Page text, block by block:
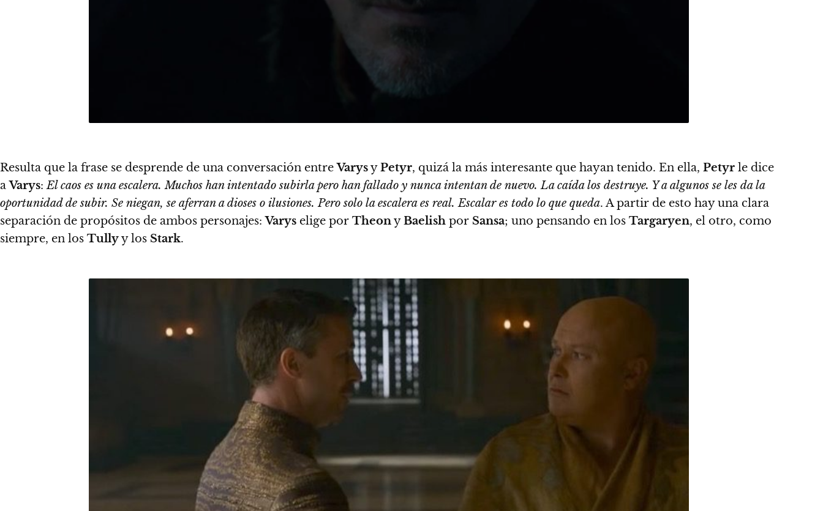
Resulta que la frase se desprende de una conversación entreVarysyPetyr, quizá la más interesante que hayan tenido. En ella, Petyr le dice
aVarys:El caos es una escalera. Muchos han intentado subirla pero han fallado y nunca intentan de nuevo. La caída los destruye. Y a algunos se les da la
oportunidad de subir. Se niegan, se aferran a dioses o ilusiones. Pero solo la escalera es real. Escalar es todo lo que queda. A partir de esto hay una clara
separación de propósitos de ambos personajes:Varys elige por TheonyBaelish por Sansa; uno pensando en los Targaryen, el otro, como
siempre, en los Tullyy los Stark.